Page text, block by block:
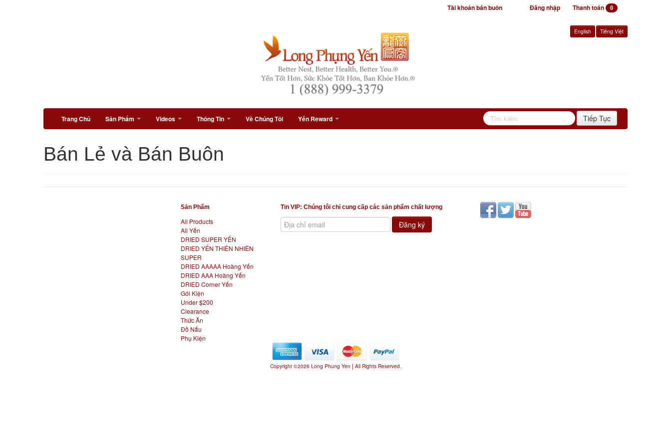
Thanh toán 0
Đăng nhập
Tài khoản bán buôn
English Tiếng Việt
Trang Chủ Sản Phẩm Videos Thông Tin Về Chúng Tôi Yến Reward
Bán Lẻ và Bán Buôn
Sản Phẩm
All Products
All Yến
DRIED SUPER YẾN
DRIED YẾN THIÊN NHIÊN
SUPER
DRIED AAAAA Hoàng Yến
DRIED AAA Hoàng Yến
DRIED Corner Yến
Gói Kiện
Under $200
Clearance
Thức Ăn
Đồ Nấu
Phụ Kiện
Tin VIP: Chúng tôi chỉ cung cấp các sản phẩm chất lượng
Copyright ©2026 Long Phung Yen | All Rights Reserved.